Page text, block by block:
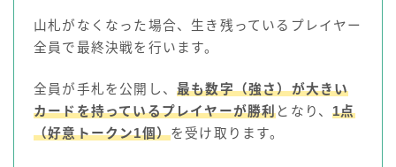
山札がなくなった場合、生き残っているプレイヤー
全員で最終決戦を行います。
全員が手札を公開し、 最も数字（強さ）が大きい
カードを持っているプレイヤーが勝利となり、1点
（好意トークン1個）を受け取ります。